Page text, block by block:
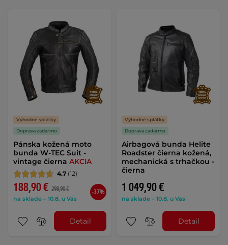
Výhodné splátky
Doprava zadarmo
Pánska kožená moto
bunda W-TEC Suit -
vintage čierna AKCIA
4.7 (12)
188,90 € 298,90 €
na sklade – 10.8. u Vás
-37%
Detail
Výhodné splátky
Doprava zadarmo
Airbagová bunda Helite
Roadster čierna kožená,
mechanická s trhačkou -
čierna
1 049,90 €
na sklade – 10.8. u Vás
Detail